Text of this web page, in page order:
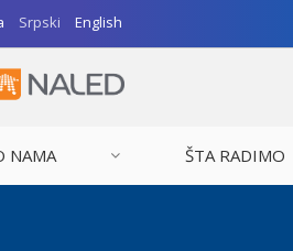
Srpski English
NAMA ŠTA RADIMO